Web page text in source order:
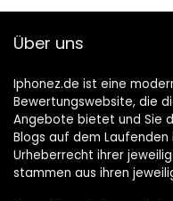
Über uns
Iphonez.de ist eine
Bewertungswebsite, die
Angebote bietet und Sie
Blogs auf dem
Urheberrecht ihrer
stammen aus ihren